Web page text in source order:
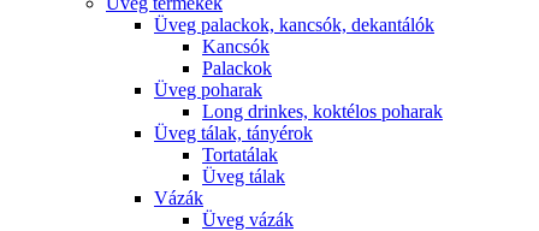
Üveg palackok, kancsók, dekantálók
Kancsók
Palackok
Üveg poharak
Long drinkes, koktélos poharak
Üveg tálak, tányérok
Tortatálak
Üveg tálak
Vázák
Üveg vázák